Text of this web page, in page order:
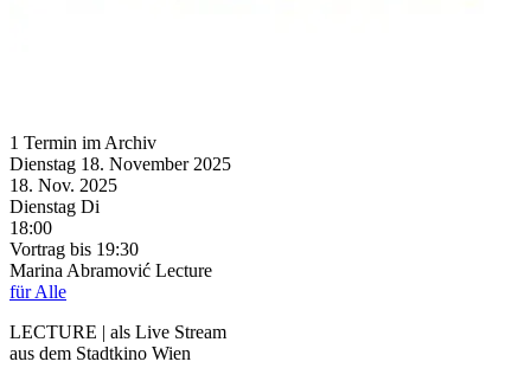
1 Termin im Archiv
Dienstag 18. November 2025
18. Nov. 2025
Dienstag Di
18:00
Vortrag bis 19:30
Marina Abramović Lecture
für Alle
LECTURE | als Live Stream
aus dem Stadtkino Wien